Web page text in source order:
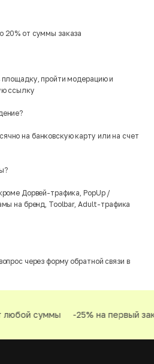
20% от суммы заказа
площадку, пройти модерацию и
ссылку
на банковскую карту или на счет
Дорвей-трафика, PopUp /
на бренд, Toolbar, Adult-трафика
через форму обратной связи в
любой суммы -25% на первый